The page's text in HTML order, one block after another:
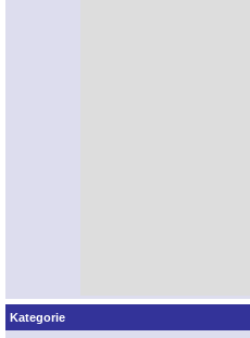
Kategorie